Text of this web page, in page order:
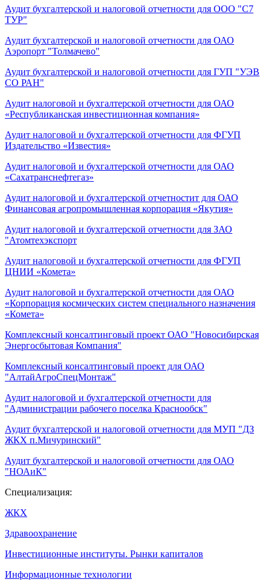
Аудит бухгалтерской и налоговой отчетности для ООО "С7
ТУР"
Аудит бухгалтерской и налоговой отчетности для ОАО
Аэропорт "Толмачево"
Аудит бухгалтерской и налоговой отчетности для ГУП "УЭВ
СО РАН"
Аудит налоговой и бухгалтерской отчетности для ОАО
«Республиканская инвестиционная компания»
Аудит налоговой и бухгалтерской отчетности для ФГУП
Издательство «Известия»
Аудит налоговой и бухгалтерской отчетности для ОАО
«Сахатранснефтегаз»
Аудит налоговой и бухгалтерской отчетностит для ОАО
Финансовая агропромышленная корпорация «Якутия»
Аудит налоговой и бухгалтерской отчетности для ЗАО
"Атомтехэкспорт
Аудит налоговой и бухгалтерской отчетности для ФГУП
ЦНИИ «Комета»
Аудит налоговой и бухгалтерской отчетности для ОАО
«Корпорация космических систем специального назначения
«Комета»
Комплексный консалтинговый проект ОАО "Новосибирская
Энергосбытовая Компания"
Комплексный консалтинговый проект для ОАО
"АлтайАгроСпецМонтаж"
Аудит налоговой и бухгалтерской отчетности для
"Администрации рабочего поселка Краснообск"
Аудит бухгалтерской и налоговой отчетности для МУП "ДЗ
ЖКХ п.Мичуринский"
Аудит бухгалтерской и налоговой отчетности для ОАО
"НОАиК"
Специализация:
ЖКХ
Здравоохранение
Инвестиционные институты. Рынки капиталов
Информационные технологии